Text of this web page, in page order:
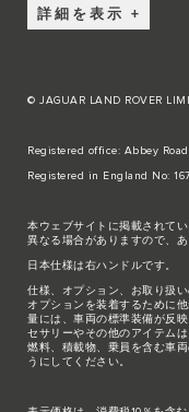
詳細を表示
© JAGUAR LAND ROVER
Registered office: Abbey
Registered in England No:
本ウェブサイトに掲載されて
異なる場合がありますので、
日本仕様は右ハンドルです。
仕様、オプション、お取り扱
オプションを装着するために
量には、車両の標準装備が反
セサリーやその他のアイテム
燃料、積載物、乗員を含む車
うにしてください。